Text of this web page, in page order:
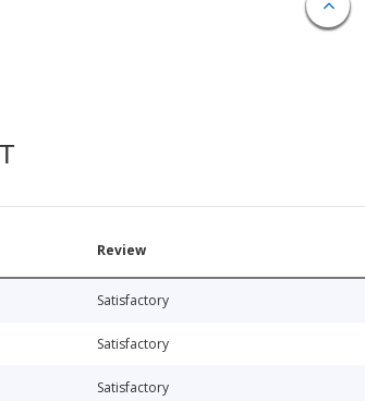
Review
Satisfactory
Satisfactory
Satisfactory